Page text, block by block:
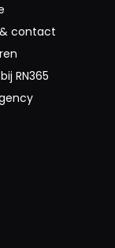
contact
RN365